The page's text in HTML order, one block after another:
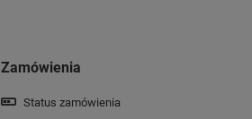
Zamówienia
Status zamówienia